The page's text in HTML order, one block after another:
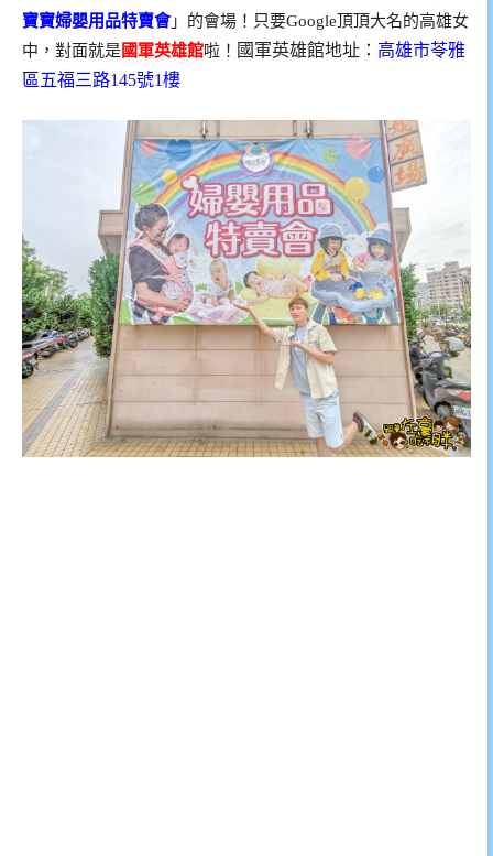
寶寶婦嬰用品特賣會」的會場！只要Google頂頂大名的高雄女
中，對面就是國軍英雄館啦！ 國軍英雄館地址： 高雄市苓雅
區五福三路145號1樓